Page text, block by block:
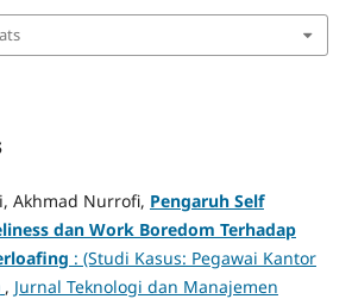
Akhmad Nurrofi, Pengaruh Self
dan Work Boredom Terhadap
: (Studi Kasus: Pegawai Kantor
, Jurnal Teknologi dan Manajemen